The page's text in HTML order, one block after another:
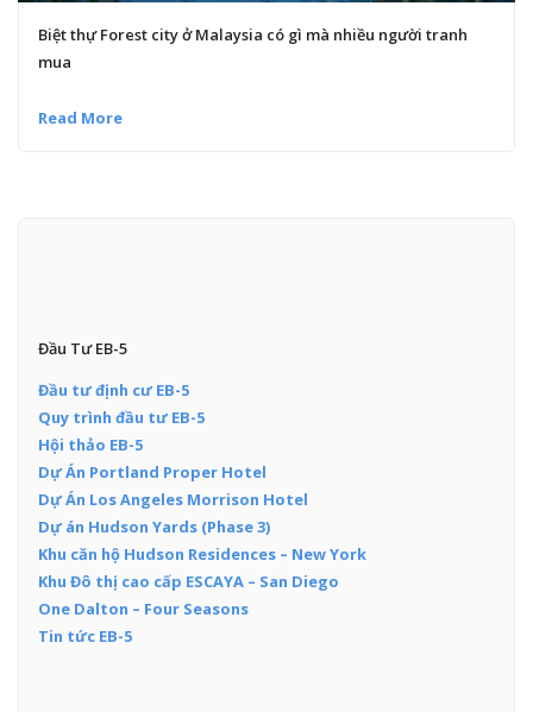
Biệt thự Forest city ở Malaysia có gì mà nhiều người tranh
mua
Read More
Đầu Tư EB-5
Đầu tư định cư EB-5
Quy trình đầu tư EB-5
Hội thảo EB-5
Dự Án Portland Proper Hotel
Dự Án Los Angeles Morrison Hotel
Dự án Hudson Yards (Phase 3)
Khu căn hộ Hudson Residences – New York
Khu Đô thị cao cấp ESCAYA – San Diego
One Dalton – Four Seasons
Tin tức EB-5